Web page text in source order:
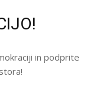
in podprite